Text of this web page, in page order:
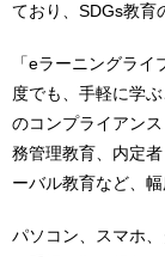
ており、SDGs教育
「eラーニングラ
度でも、手軽に学
のコンプライアン
務管理教育、内定
ーバル教育など、幅
パソコン、スマホ